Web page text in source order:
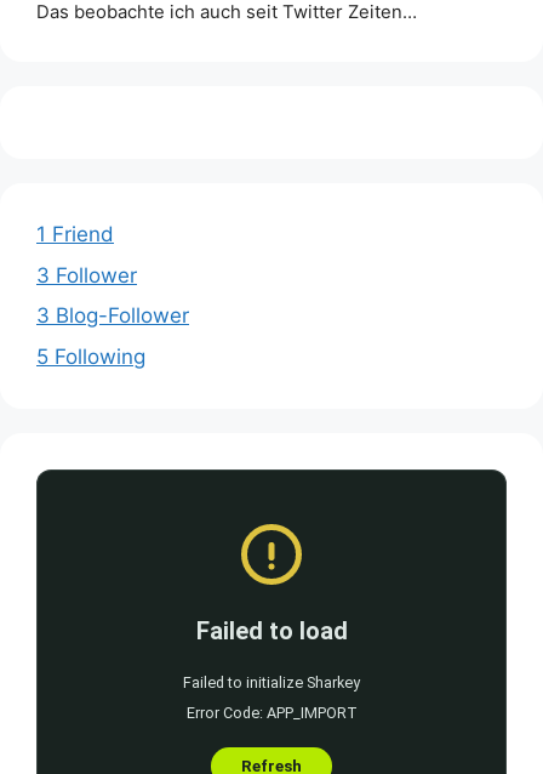
Das beobachte ich auch seit Twitter Zeiten…
1 Friend
3 Follower
3 Blog-Follower
5 Following